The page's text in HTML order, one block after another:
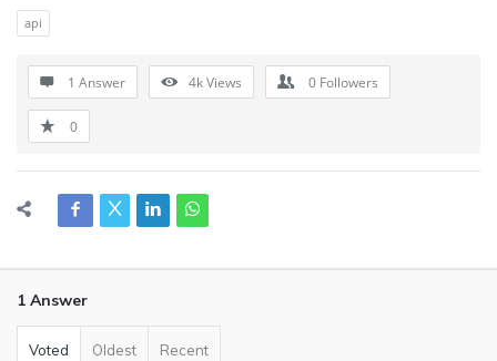
api
1 Answer 4kViews 0 Followers
0
1 Answer
Voted Oldest Recent